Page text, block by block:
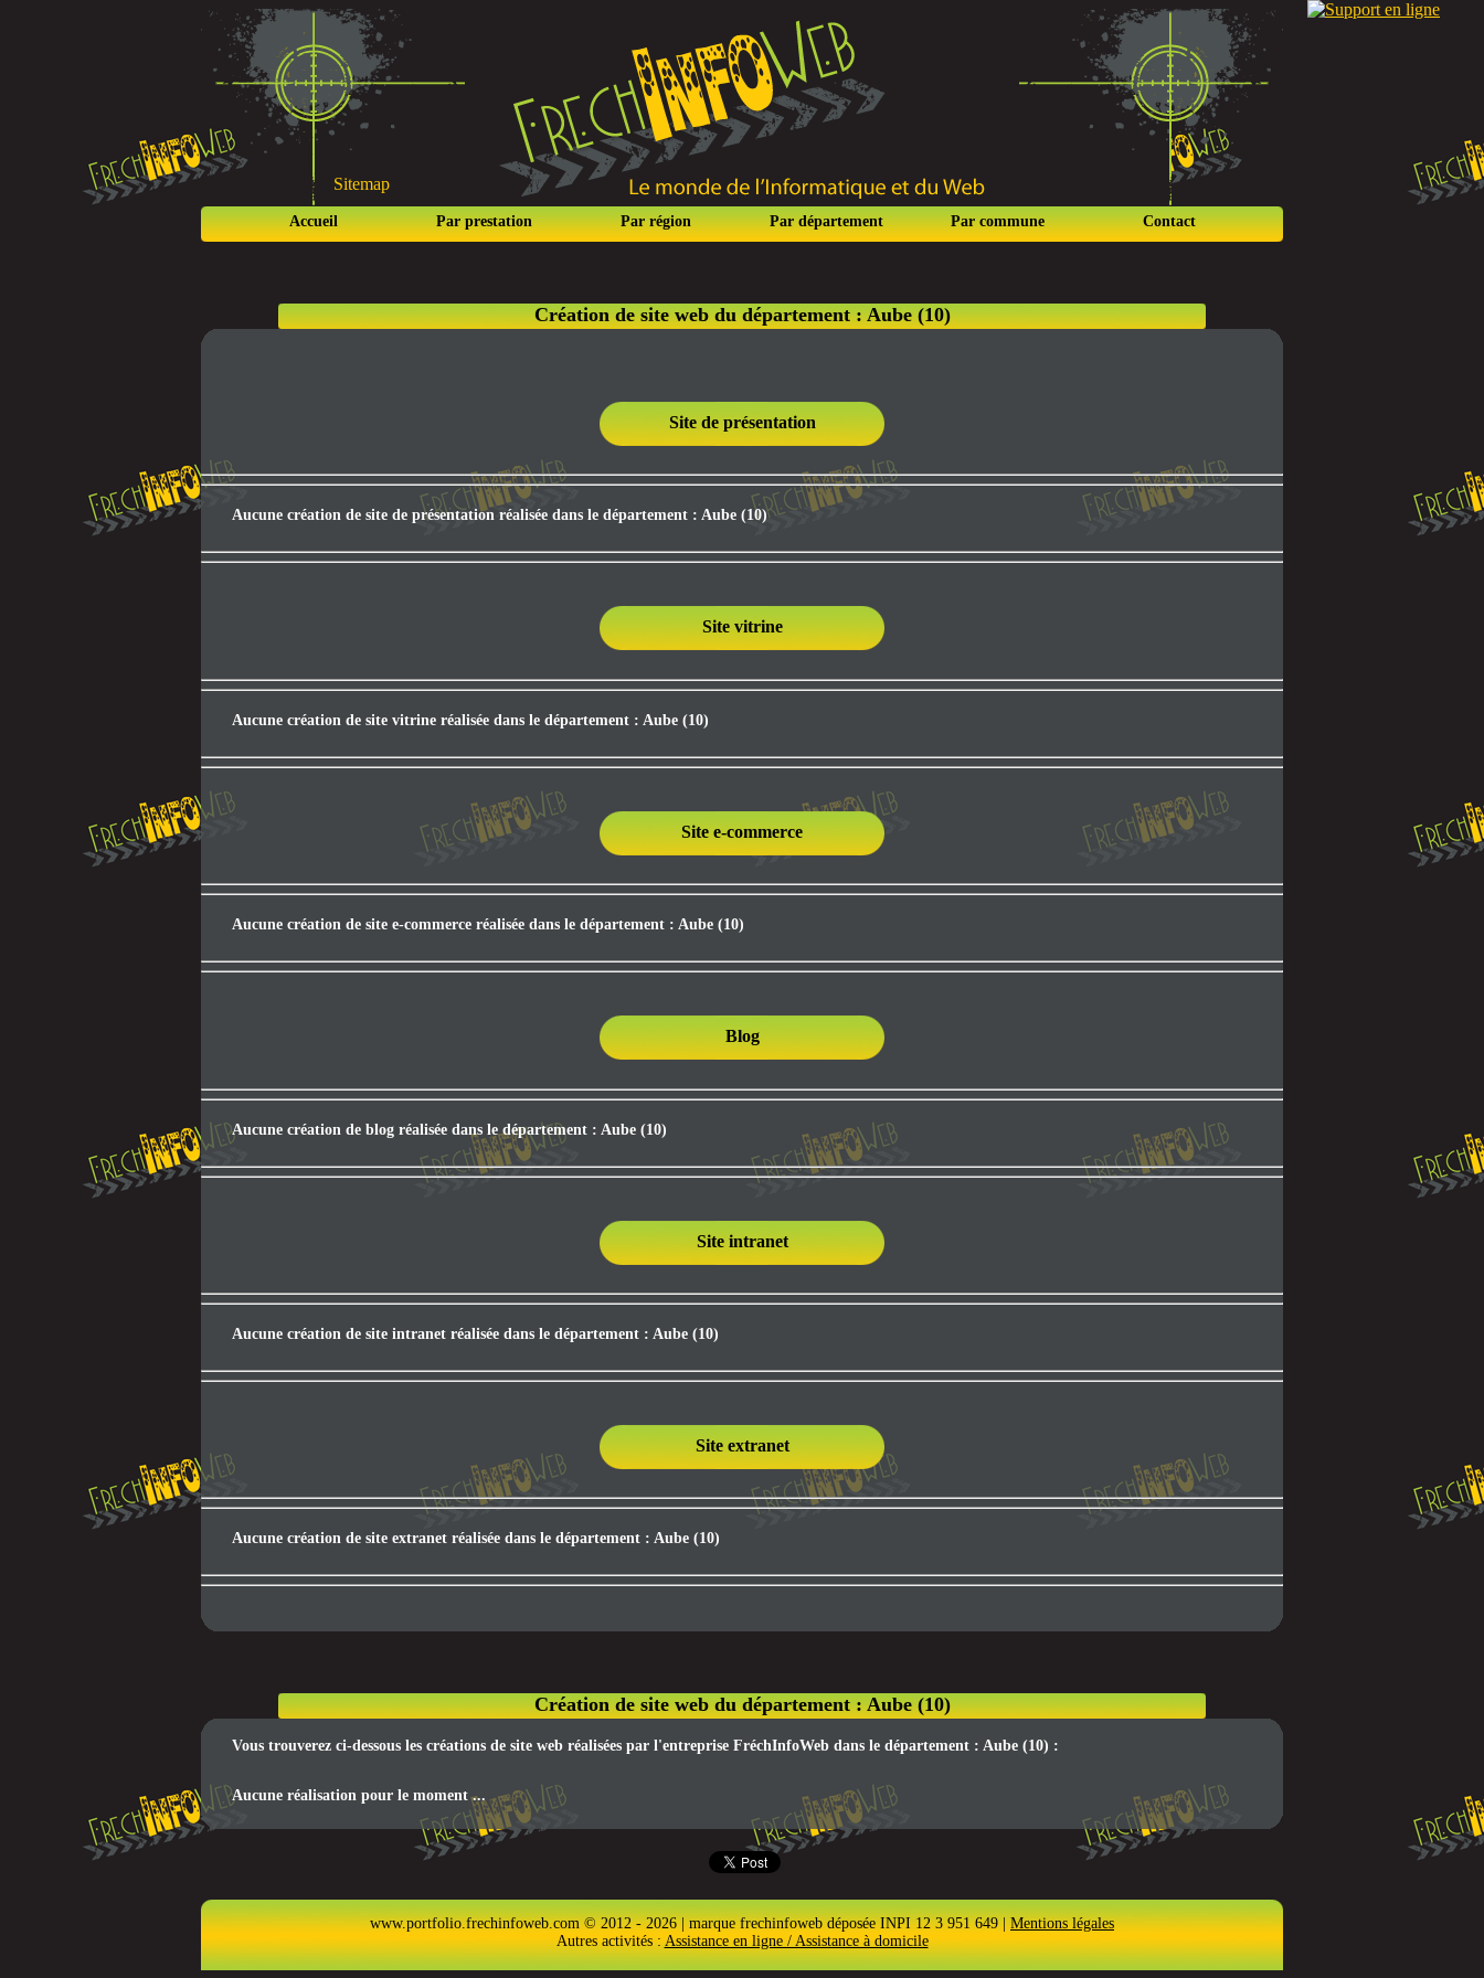
Sitemap
Accueil Par prestation Par région Par département Par commune Contact
Création de site web du département : Aube (10)
Site de présentation
Aucune création de site de présentation réalisée dans le département : Aube (10)
Site vitrine
Aucune création de site vitrine réalisée dans le département : Aube (10)
Site e-commerce
Aucune création de site e-commerce réalisée dans le département : Aube (10)
Blog
Aucune création de blog réalisée dans le département : Aube (10)
Site intranet
Aucune création de site intranet réalisée dans le département : Aube (10)
Site extranet
Aucune création de site extranet réalisée dans le département : Aube (10)
Création de site web du département : Aube (10)
Vous trouverez ci-dessous les créations de site web réalisées par l'entreprise FréchInfoWeb dans le département : Aube (10) :
Aucune réalisation pour le moment ...
www.portfolio.frechinfoweb.com © 2012 - 2026 | marque frechinfoweb déposée INPI 12 3 951 649 |Mentions légales
Autres activités : Assistance en ligne / Assistance à domicile